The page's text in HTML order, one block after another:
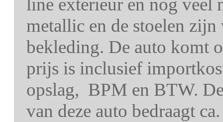
line exterieur en nog veel
metallic en de stoelen
bekleding. De auto komt
prijs is inclusief
opslag, BPM en BTW.
van deze auto bedraagt